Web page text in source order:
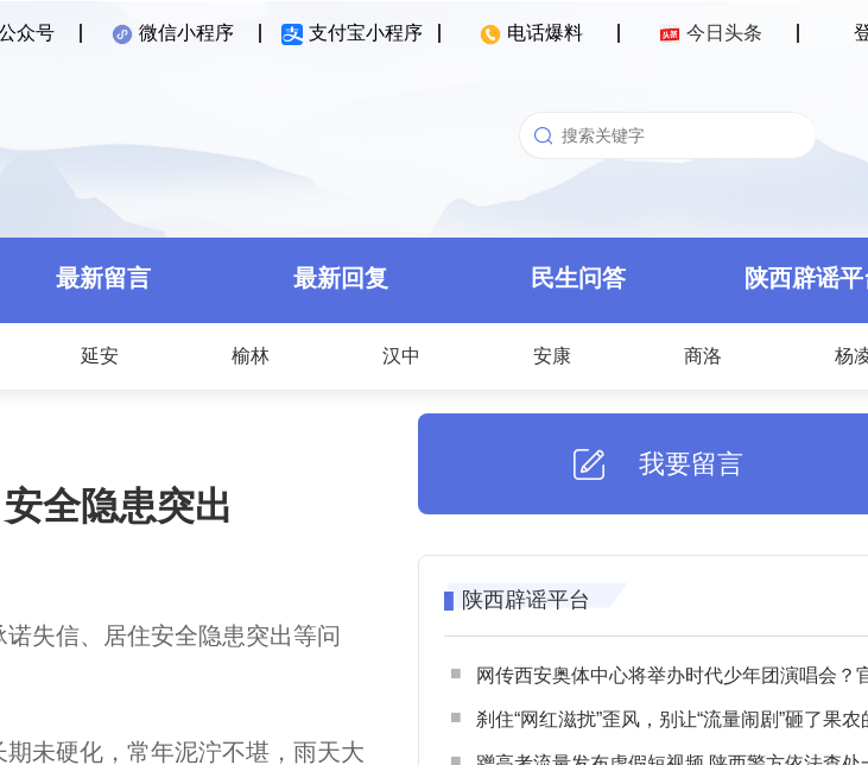
众号 微信小程序 支付宝小程序 电话爆料 今日头条
最新留言 最新回复 民生问答 陕西辟谣
延安 榆林 汉中 安康 商洛 杨
全隐患突出
失信、居住安全隐患突出等问
未硬化，常年泥泞不堪，雨天大
我要留言
陕西辟谣平台
网传西安奥体中心将举办时代少年团演唱会？官方回应：纯
刹住“网红滋扰”歪风，别让“流量闹剧”砸了果农